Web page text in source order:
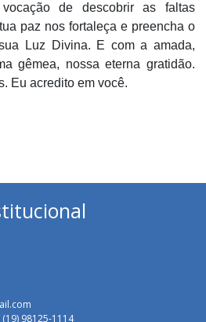
de descobrir as faltas
paz nos fortaleça e preencha o
Luz Divina. E com a amada,
gêmea, nossa eterna gratidão.
Eu acredito em você.
(19) 98125-1114